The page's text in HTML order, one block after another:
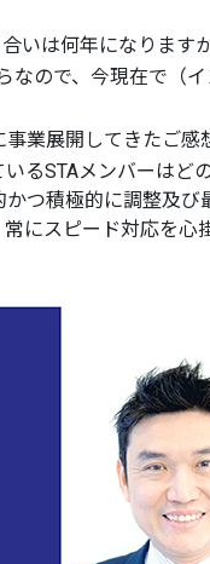
いは何年になります
なので、今現在で（
事業展開してきたご感
いるSTAメンバーはど
かつ積極的に調整及
常にスピード対応を心